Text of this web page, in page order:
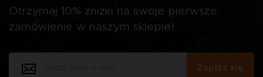
Otrzymaj 10% zniżki na swoje pierwsze
zamówienie w naszym sklepie!
Zapisz się